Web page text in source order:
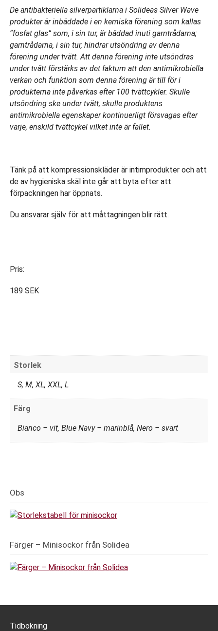
De antibakteriella silverpartiklarna i Solideas Silver Wave
produkter är inbäddade i en kemiska förening som kallas
“fosfat glas” som, i sin tur, är bäddad inuti garntrådarna;
garntrådarna, i sin tur, hindrar utsöndring av denna
förening under tvätt. Att denna förening inte utsöndras
under tvätt förstärks av det faktum att den antimikrobiella
verkan och funktion som denna förening är till för i
produkterna inte påverkas efter 100 tvättcykler. Skulle
utsöndring ske under tvätt, skulle produktens
antimikrobiella egenskaper kontinuerligt försvagas efter
varje, enskild tvättcykel vilket inte är fallet.
Tänk på att kompressionskläder är intimprodukter och att
de av hygieniska skäl inte går att byta efter att
förpackningen har öppnats.
Du ansvarar själv för att måttagningen blir rätt.
Pris:
189 SEK
Storlek
S, M, XL, XXL, L
Färg
Bianco – vit, Blue Navy – marinblå, Nero – svart
Obs
Färger – Minisockor från Solidea
Tidbokning